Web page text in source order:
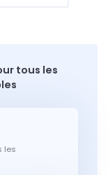
tous les
les